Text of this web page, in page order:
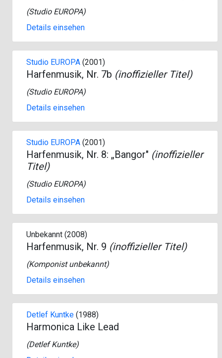
(Studio EUROPA)
Details einsehen
Studio EUROPA (2001)
Harfenmusik, Nr. 7b (inoffizieller Titel)
(Studio EUROPA)
Details einsehen
Studio EUROPA (2001)
Harfenmusik, Nr. 8: „Bangor" (inoffizieller
Titel)
(Studio EUROPA)
Details einsehen
Unbekannt (2008)
Harfenmusik, Nr. 9 (inoffizieller Titel)
(Komponist unbekannt)
Details einsehen
Detlef Kuntke (1988)
Harmonica Like Lead
(Detlef Kuntke)